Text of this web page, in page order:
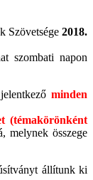
Szövetsége 2018.
szombati napon
minden
(témakörönként
melynek összege
állítunk ki